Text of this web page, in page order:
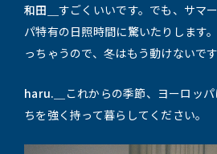
和田＿ すごくいいです。でも、サマ
パ特有の日照時間に驚いたりします
っちゃうので、冬はもう動けないです
haru.＿
これからの季節、ヨーロッ
ちを強く持って暮らしてください。